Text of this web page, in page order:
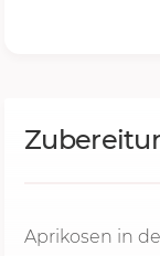
Aprikosen in